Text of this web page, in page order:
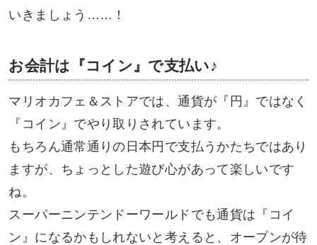
いきましょう……！
お会計は『コイン』で支払い♪
マリオカフェ＆ストアでは、通貨が『円』ではなく
『コイン』でやり取りされています。
もちろん通常通りの日本円で支払うかたちではあり
ますが、ちょっとした遊び心があって楽しいです
ね。
スーパーニンテンドーワールドでも通貨は『コイ
ン』になるかもしれないと考えると、オープンが待